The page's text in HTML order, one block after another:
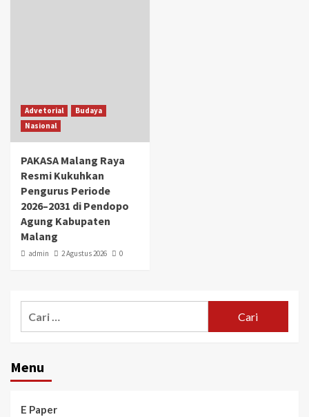
Advetorial
Budaya
Nasional
PAKASA Malang Raya
Resmi Kukuhkan
Pengurus Periode
2026–2031 di Pendopo
Agung Kabupaten
Malang
admin 2 Agustus 2026 0
Menu
E Paper